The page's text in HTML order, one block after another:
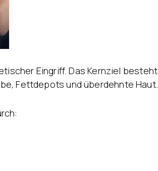
Eingriff. Das Kernziel besteht
Fettdepots und überdehnte Haut.